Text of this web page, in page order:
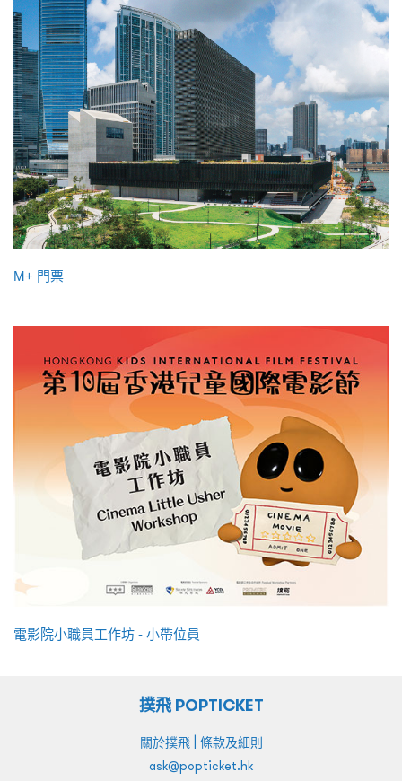
M+ 門票
電影院小職員工作坊 - 小帶位員
撲飛 POPTICKET
關於撲飛| 條款及細則
ask@popticket.hk